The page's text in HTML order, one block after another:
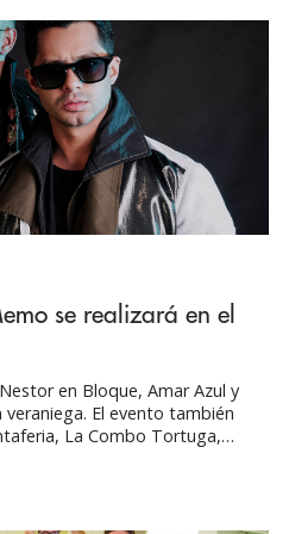
se realizará en el
en Bloque, Amar Azul y
veraniega. El evento también
La Combo Tortuga,
del Memo” se tomará